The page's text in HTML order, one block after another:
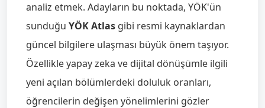
analiz etmek. Adayların bu noktada, YÖK'ün
sunduğu YÖK Atlas gibi resmi kaynaklardan
güncel bilgilere ulaşması büyük önem taşıyor.
Özellikle yapay zeka ve dijital dönüşümle ilgili
yeni açılan bölümlerdeki doluluk oranları,
öğrencilerin değişen yönelimlerini gözler